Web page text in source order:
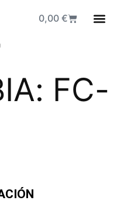
0,00 €
FC-